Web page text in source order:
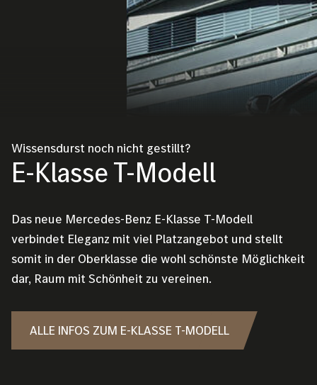
Wissensdurst noch nicht gestillt?
E-Klasse T-Modell
Das neue Mercedes-Benz E-Klasse T-Modell
verbindet Eleganz mit viel Platzangebot und stellt
somit in der Oberklasse die wohl schönste Möglichkeit
dar, Raum mit Schönheit zu vereinen.
ALLE INFOS ZUM E-KLASSE T-MODELL